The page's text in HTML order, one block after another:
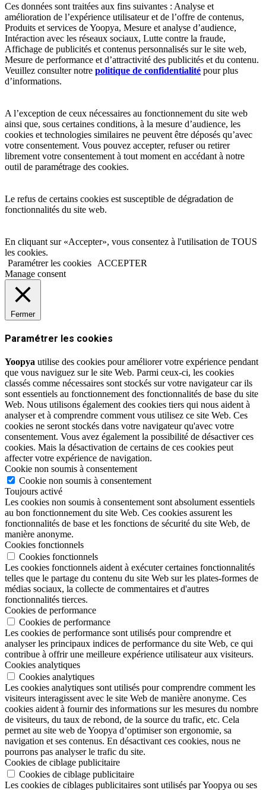
Ces données sont traitées aux fins suivantes : Analyse et
amélioration de l’expérience utilisateur et de l’offre de contenus,
Produits et services de Yoopya, Mesure et analyse d’audience,
Intéraction avec les réseaux sociaux, Lutte contre la fraude,
Affichage de publicités et contenus personnalisés sur le site web,
Mesure de performance et d’attractivité des publicités et du contenu.
Veuillez consulter notre politique de confidentialité pour plus
d’informations.
A l’exception de ceux nécessaires au fonctionnement du site web
ainsi que, sous certaines conditions, à la mesure d’audience, les
cookies et technologies similaires ne peuvent être déposés qu’avec
votre consentement. Vous pouvez accepter, refuser ou retirer
librement votre consentement à tout moment en accédant à notre
outil de paramétrage des cookies.
Le refus de certains cookies est susceptible de dégradation de
fonctionnalités du site web.
En cliquant sur «Accepter», vous consentez à l'utilisation de TOUS
les cookies.
Paramétrer les cookies
ACCEPTER
Manage consent
Fermer
Paramétrer les cookies
Yoopya utilise des cookies pour améliorer votre expérience pendant
que vous naviguez sur le site Web. Parmi ceux-ci, les cookies
classés comme nécessaires sont stockés sur votre navigateur car ils
sont essentiels au fonctionnement des fonctionnalités de base du site
Web. Nous utilisons également des cookies tiers qui nous aident à
analyser et à comprendre comment vous utilisez ce site Web. Ces
cookies ne seront stockés dans votre navigateur qu'avec votre
consentement. Vous avez également la possibilité de désactiver ces
cookies. Mais la désactivation de certains de ces cookies peut
affecter votre expérience de navigation.
Cookie non soumis à consentement
Cookie non soumis à consentement
Toujours activé
Les cookies non soumis à consentement sont absolument essentiels
au bon fonctionnement du site Web. Ces cookies assurent les
fonctionnalités de base et les fonctions de sécurité du site Web, de
manière anonyme.
Cookies fonctionnels
Cookies fonctionnels
Les cookies fonctionnels aident à exécuter certaines fonctionnalités
telles que le partage du contenu du site Web sur les plates-formes de
médias sociaux, la collecte de commentaires et d'autres
fonctionnalités tierces.
Cookies de performance
Cookies de performance
Les cookies de performance sont utilisés pour comprendre et
analyser les principaux indices de performance du site Web, ce qui
contribue à offrir une meilleure expérience utilisateur aux visiteurs.
Cookies analytiques
Cookies analytiques
Les cookies analytiques sont utilisés pour comprendre comment les
visiteurs interagissent avec le site Web de manière anonyme. Ces
cookies aident à fournir des informations sur les mesures du nombre
de visiteurs, du taux de rebond, de la source du trafic, etc. Cela
permet au site web de Yoopya d’optimiser son ergonomie, sa
navigation et ses contenus. En désactivant ces cookies, nous ne
pourrons pas analyser le trafic du site.
Cookies de ciblage publicitaire
Cookies de ciblage publicitaire
Les cookies de ciblages publicitaires sont utilisés par Yoopya ou ses